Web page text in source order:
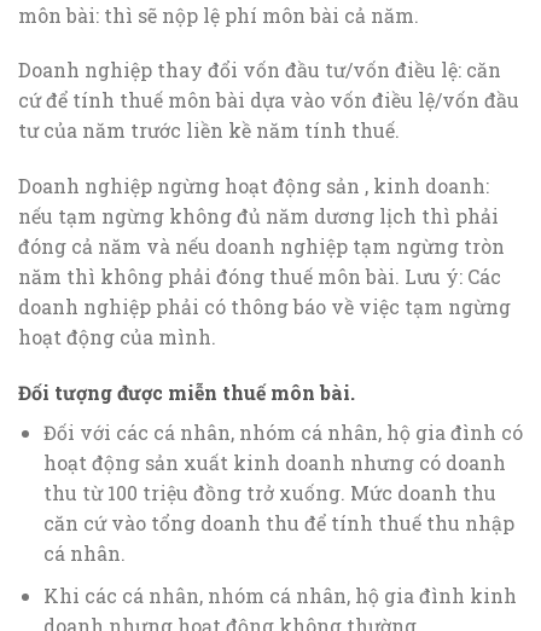
môn bài: thì sẽ nộp lệ phí môn bài cả năm.
Doanh nghiệp thay đổi vốn đầu tư/vốn điều lệ: căn
cứ để tính thuế môn bài dựa vào vốn điều lệ/vốn đầu
tư của năm trước liền kề năm tính thuế.
Doanh nghiệp ngừng hoạt động sản , kinh doanh:
nếu tạm ngừng không đủ năm dương lịch thì phải
đóng cả năm và nếu doanh nghiệp tạm ngừng tròn
năm thì không phải đóng thuế môn bài. Lưu ý: Các
doanh nghiệp phải có thông báo về việc tạm ngừng
hoạt động của mình.
Đối tượng được miễn thuế môn bài.
Đối với các cá nhân, nhóm cá nhân, hộ gia đình có
hoạt động sản xuất kinh doanh nhưng có doanh
thu từ 100 triệu đồng trở xuống. Mức doanh thu
căn cứ vào tổng doanh thu để tính thuế thu nhập
cá nhân.
Khi các cá nhân, nhóm cá nhân, hộ gia đình kinh
doanh nhưng hoạt động không thường